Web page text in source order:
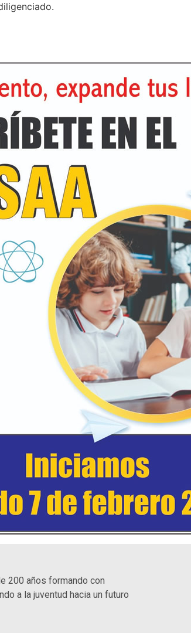
200 años formando con
a la juventud hacia un futuro